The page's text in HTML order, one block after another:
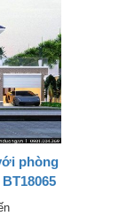
phòng